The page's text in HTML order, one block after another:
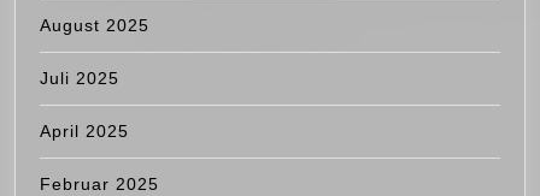
August 2025
Juli 2025
April 2025
Februar 2025